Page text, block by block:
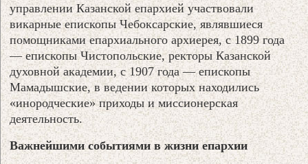
управлении Казанской епархией участвовали
викарные епископы Чебоксарские, являвшиеся
помощниками епархиального архиерея, с 1899 года
— епископы Чистопольские, ректоры Казанской
духовной академии, с 1907 года — епископы
Мамадышские, в ведении которых находились
«инородческие» приходы и миссионерская
деятельность.
Важнейшими событиями в жизни епархии